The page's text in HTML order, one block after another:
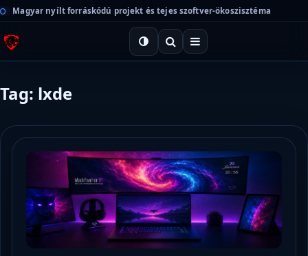
Magyar nyílt forráskódú projekt és tejes szoftver-ökoszisztéma
Tag: lxde